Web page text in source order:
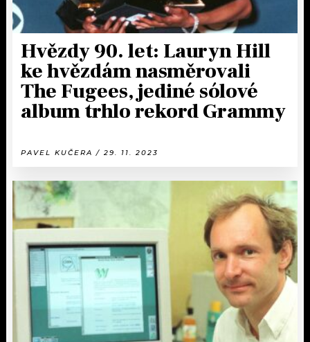
Hvězdy 90. let: Lauryn Hill
ke hvězdám nasměrovali
The Fugees, jediné sólové
album trhlo rekord Grammy
PAVEL KUČERA / 29. 11. 2023